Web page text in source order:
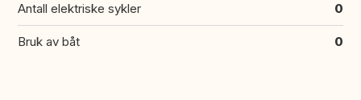
Antall elektriske sykler 0
Bruk av båt 0